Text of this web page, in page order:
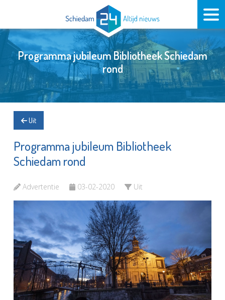
Programma jubileum Bibliotheek Schiedam
rond
Uit
Programma jubileum Bibliotheek
Schiedam rond
Advertentie 03-02-2020 Uit